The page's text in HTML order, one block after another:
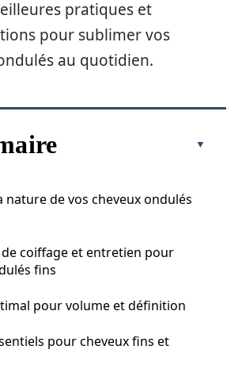
pratiques et
pour sublimer vos
au quotidien.
nature de vos cheveux ondulés
coiffage et entretien pour
fins
pour volume et définition
pour cheveux fins et